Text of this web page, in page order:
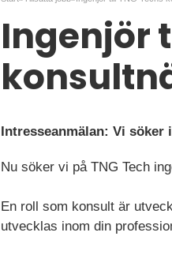
Ingenjör
Intresseanmälan: Vi
Nu söker vi på TNG Tech
En roll som konsult är
utvecklas inom din